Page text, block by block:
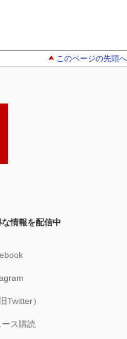
このページの先頭へ
な情報を配信中
Twitter）
ース購読